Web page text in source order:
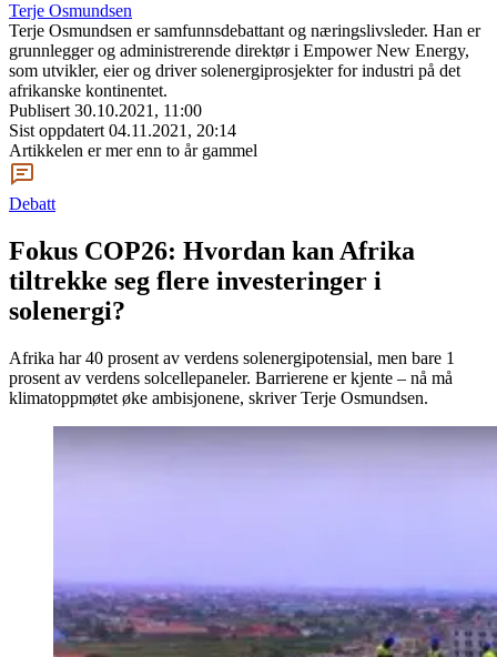
Terje Osmundsen
Terje Osmundsen er samfunnsdebattant og næringslivsleder. Han er
grunnlegger og administrerende direktør i Empower New Energy,
som utvikler, eier og driver solenergiprosjekter for industri på det
afrikanske kontinentet.
Publisert 30.10.2021, 11:00
Sist oppdatert 04.11.2021, 20:14
Artikkelen er mer enn to år gammel
Debatt
Fokus COP26: Hvordan kan Afrika
tiltrekke seg flere investeringer i
solenergi?
Afrika har 40 prosent av verdens solenergipotensial, men bare 1
prosent av verdens solcellepaneler. Barrierene er kjente – nå må
klimatoppmøtet øke ambisjonene, skriver Terje Osmundsen.